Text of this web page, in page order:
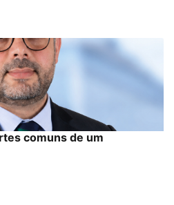
comuns de um